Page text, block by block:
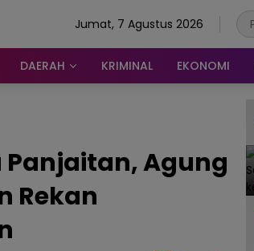
Jumat, 7 Agustus 2026
DAERAH KRIMINAL EKONOMI
Panjaitan, Agung
Rekan